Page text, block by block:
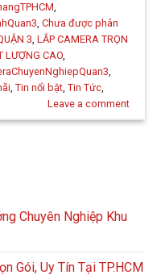
,
,Chưa được phân
3,LẮP CAMERA TRỌN
LƯỢNG CAO,
,
,Tin nổi bật,Tin Tức,
Leave a comment
Chuyên Nghiệp Khu
Gói, Uy Tín Tại TP.HCM